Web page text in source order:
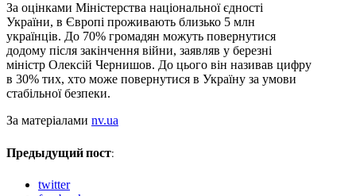
За оцінками Міністерства національної єдності
України, в Європі проживають близько 5 млн
українців. До 70% громадян можуть повернутися
додому після закінчення війни, заявляв у березні
міністр Олексій Чернишов. До цього він називав цифру
в 30% тих, хто може повернутися в Україну за умови
стабільної безпеки.
За матеріалами nv.ua
Предыдущий пост:
twitter